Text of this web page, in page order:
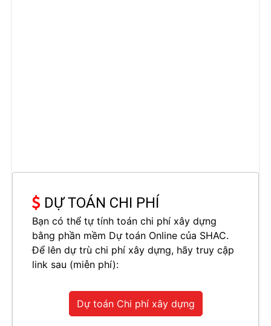
DỰ TOÁN CHI PHÍ
Bạn có thể tự tính toán chi phí xây dựng
bằng phần mềm Dự toán Online của SHAC.
Để lên dự trù chi phí xây dựng, hãy truy cập
link sau (miễn phí):
Dự toán Chi phí xây dựng